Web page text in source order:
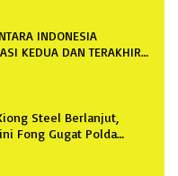
INDONESIA
KEDUA DAN TERAKHIR
Steel Berlanjut,
Fong Gugat Polda